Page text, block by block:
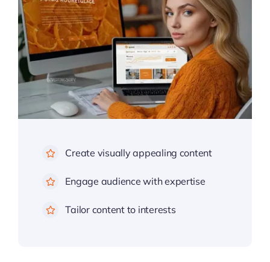
Create visually appealing content
Engage audience with expertise
Tailor content to interests